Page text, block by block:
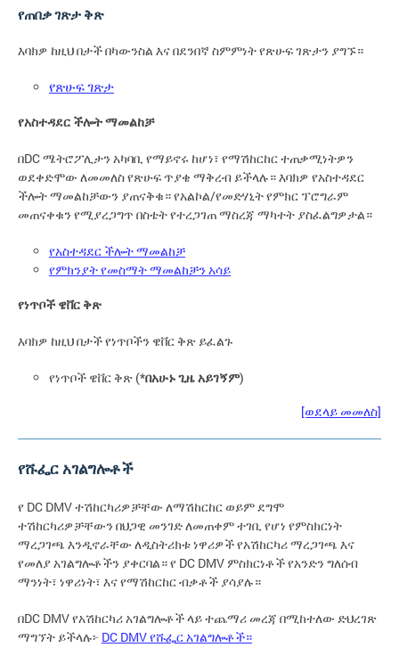
የጠበቃ ገጽታ ቅጽ
እባክዎ ከዚህ በታች በካውንስል እና በደንበኛ ስምምነት የጽሁፍ ገጽታን ያግኙ።
የጽሁፍ ገጽታ
የአስተዳደር ችሎት ማመልከቻ
በDC ሜትሮፖሊታን አካባቢ የማይኖሩ ከሆነ፣ የማሽከርከር ተጠቃሚነትዎን
ወደቀድሞው ለመመለስ የጽሁፍ ጥያቄ ማቅረብ ይችላሉ። እባክዎ የአስተዳደር
ችሎት ማመልከቻውን ያጠናቅቁ። የአልኮል/የመድሃኒት የምክር ፕሮግራም
መጠናቀቁን የሚያረጋግጥ በስቴት የተረጋገጠ ማስረጃ ማካተት ያስፈልግዎታል።
የአስተዳደር ችሎት ማመልከቻ
የምክንያት የመስማት ማመልከቻን አሳይ
የነጥቦች ዌቨር ቅጽ
እባክዎ ከዚህ በታች የነጥቦችን ዌቨር ቅጽ ይፈልጉ
የነጥቦች ዌቨር ቅጽ (*በአሁኑ ጊዜ አይገኝም)
[ወደላይ መመለስ]
የሹፌር አገልግሎቶች
የ DC DMV ተሽከርካሪዎቻቸው ለማሽከርከር ወይም ደግሞ
ተሽከርካሪዎቻቸውን በህጋዊ መንገድ ለመጠቀም ተገቢ የሆነ የምስክርነት
ማረጋገጫ እንዲኖራቸው ለዲስትሪክቱ ነዋሪዎች የአሽከርካሪ ማረጋገጫ እና
የመለያ አገልግሎቶችን ያቀርባል። የ DC DMV ምስክርነቶች የአንድን ግለሰብ
ማንነት፣ ነዋሪነት፣ እና የማሽከርከር ብቃቶች ያሳያሉ።
በDC DMV የአሽከርካሪ አገልግሎቶች ላይ ተጨማሪ መረጃ በሚከተለው ድህረገጽ
ማግኘት ይችላሉ፦ DC DMV የሹፌር አገልግሎቶች።